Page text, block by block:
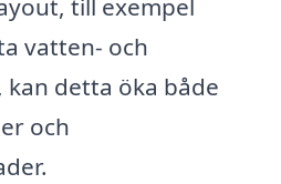
till exempel
vatten- och
kan detta öka både
och